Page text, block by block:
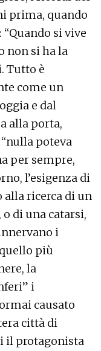
prima, quando
si vive
non si ha la
Tutto è
come un
e dal
alla porta,
poteva
per sempre,
l’esigenza di
ricerca di un
di una catarsi,
i
più
la
i
causato
città di
il protagonista